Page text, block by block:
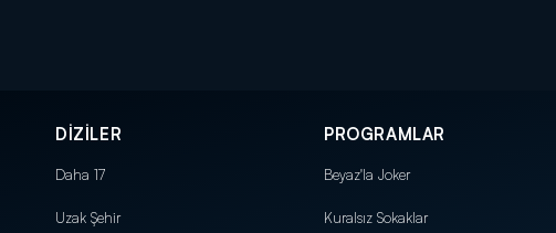
DİZİLER
Daha 17
Uzak Şehir
PROGRAMLAR
Beyaz'la Joker
Kuralsız Sokaklar